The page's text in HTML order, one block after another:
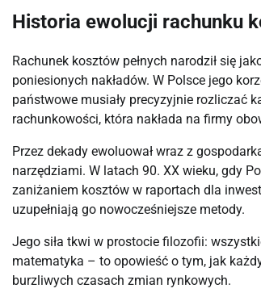
Historia ewolucji rachunku
Rachunek kosztów pełnych narodził się
poniesionych nakładów. W Polsce jego
państwowe musiały precyzyjnie rozliczać
rachunkowości, która nakłada na firmy
Przez dekady ewoluował wraz z
narzędziami. W latach 90. XX wieku, gdy
zaniżaniem kosztów w raportach dla
uzupełniają go nowocześniejsze metody.
Jego siła tkwi w prostocie filozofii:
matematyka – to opowieść o tym, jak
burzliwych czasach zmian rynkowych.